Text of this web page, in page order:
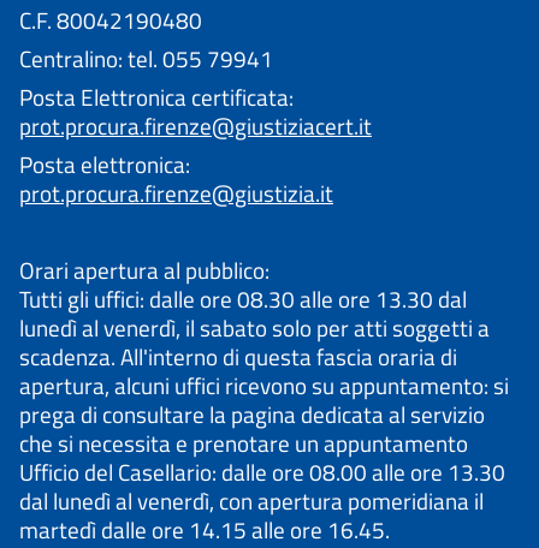
C.F. 80042190480
Centralino: tel. 055 79941
Posta Elettronica certificata:
prot.procura.firenze@giustiziacert.it
Posta elettronica:
prot.procura.firenze@giustizia.it
Orari apertura al pubblico:
Tutti gli uffici: dalle ore 08.30 alle ore 13.30 dal
lunedì al venerdì, il sabato solo per atti soggetti a
scadenza. All'interno di questa fascia oraria di
apertura, alcuni uffici ricevono su appuntamento: si
prega di consultare la pagina dedicata al servizio
che si necessita e prenotare un appuntamento
Ufficio del Casellario: dalle ore 08.00 alle ore 13.30
dal lunedì al venerdì, con apertura pomeridiana il
martedì dalle ore 14.15 alle ore 16.45.